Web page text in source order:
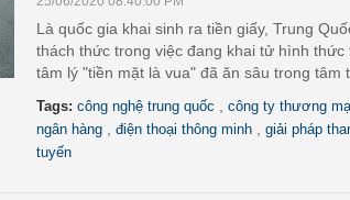
Là quốc gia khai sinh ra tiền giấy, Trung
thách thức trong việc đang khai tử hình thức
tâm lý "tiền mặt là vua" đã ăn sâu trong tâm
Tags: công nghệ trung quốc công ty thương
ngân hàng
điện thoại thông minh giải pháp
tuyến